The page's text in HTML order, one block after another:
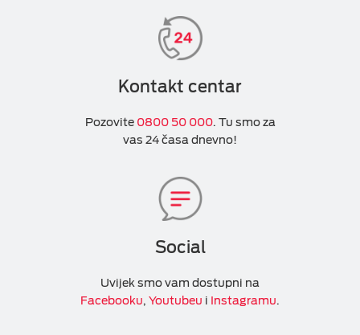
Kontakt centar
Pozovite 0800 50 000. Tu smo za
vas 24 časa dnevno!
Social
Uvijek smo vam dostupni na
Facebooku, Youtubeu i Instagramu.